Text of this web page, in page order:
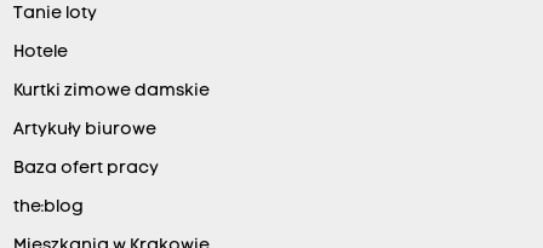
Tanie loty
Hotele
Kurtki zimowe damskie
Artykuły biurowe
Baza ofert pracy
the:blog